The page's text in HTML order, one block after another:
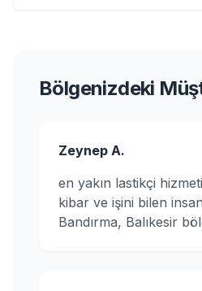
Bölgenizdeki
Zeynep A.
en yakın lastikçi
kibar ve işini bilen
Bandırma, Balıkesir